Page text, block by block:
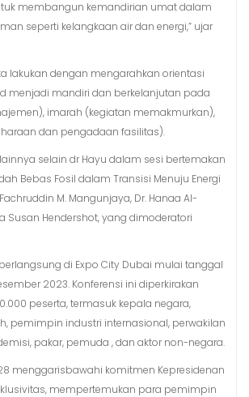
membangun kemandirian umat dalam
seperti kelangkaan air dan energi,” ujar
lakukan dengan mengarahkan orientasi
menjadi mandiri dan berkelanjutan pada
imarah (kegiatan memakmurkan),
dan pengadaan fasilitas).
selain dr Hayu dalam sesi bertemakan
Bebas Fosil dalam Transisi Menuju Energi
M. Mangunjaya, Dr. Hanaa Al-
Susan Hendershot, yang dimoderatori
berlangsung di Expo City Dubai mulai tanggal
2023. Konferensi ini diperkirakan
peserta, termasuk kepala negara,
pemimpin industri internasional, perwakilan
pakar, pemuda , dan aktor non-negara.
menggarisbawahi komitmen Kepresidenan
mempertemukan para pemimpin